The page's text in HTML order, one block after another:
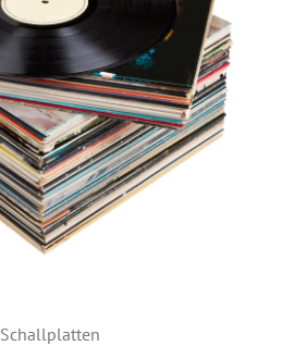
Schallplatten